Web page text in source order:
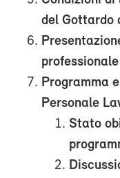
del Gottardo
professionale
Programma
Personale
Stato